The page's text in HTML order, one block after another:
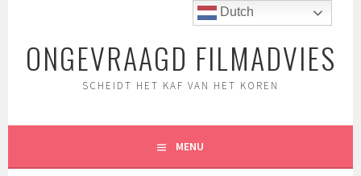
inhoudONGEVRAAGD FILMADVIES
SCHEIDT HET KAF VAN HET KOREN
MENU
Dutch